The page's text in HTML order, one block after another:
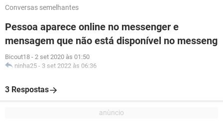
Conversas semelhantes
Pessoa aparece online no messenger e
mensagem que não está disponível no messeng
Bicout18 - 2 set 2020 às 01:50
ninha25 - 3 set 2022 às 06:36
3 Respostas